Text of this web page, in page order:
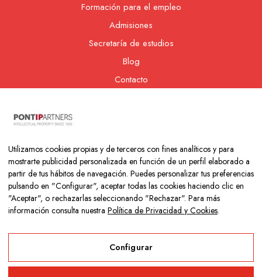
Formación para el empleo
Admisiones
Secretaría de estudios
Blog
Contacto
Copyright © 2026 Colegio Los Naranjos | Hecho con mucho amor
porNeurona Digital
Utilizamos cookies propias y de terceros con fines analíticos y para
mostrarte publicidad personalizada en función de un perfil elaborado a
partir de tus hábitos de navegación. Puedes personalizar tus preferencias
pulsando en "Configurar", aceptar todas las cookies haciendo clic en
"Aceptar", o rechazarlas seleccionando "Rechazar". Para más
información consulta nuestra Política de Privacidad y Cookies.
Configurar